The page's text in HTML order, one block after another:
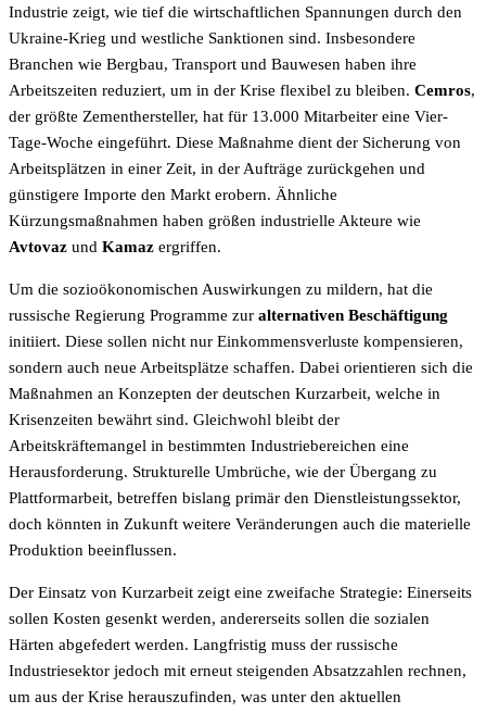
Industrie zeigt, wie tief die wirtschaftlichen Spannungen durch den
Ukraine-Krieg und westliche Sanktionen sind. Insbesondere
Branchen wie Bergbau, Transport und Bauwesen haben ihre
Arbeitszeiten reduziert, um in der Krise flexibel zu bleiben. Cemros,
der größte Zementhersteller, hat für 13.000 Mitarbeiter eine Vier-
Tage-Woche eingeführt. Diese Maßnahme dient der Sicherung von
Arbeitsplätzen in einer Zeit, in der Aufträge zurückgehen und
günstigere Importe den Markt erobern. Ähnliche
Kürzungsmaßnahmen haben größen industrielle Akteure wie
Avtovaz und Kamaz ergriffen.
Um die sozioökonomischen Auswirkungen zu mildern, hat die
russische Regierung Programme zur alternativen Beschäftigung
initiiert. Diese sollen nicht nur Einkommensverluste kompensieren,
sondern auch neue Arbeitsplätze schaffen. Dabei orientieren sich die
Maßnahmen an Konzepten der deutschen Kurzarbeit, welche in
Krisenzeiten bewährt sind. Gleichwohl bleibt der
Arbeitskräftemangel in bestimmten Industriebereichen eine
Herausforderung. Strukturelle Umbrüche, wie der Übergang zu
Plattformarbeit, betreffen bislang primär den Dienstleistungssektor,
doch könnten in Zukunft weitere Veränderungen auch die materielle
Produktion beeinflussen.
Der Einsatz von Kurzarbeit zeigt eine zweifache Strategie: Einerseits
sollen Kosten gesenkt werden, andererseits sollen die sozialen
Härten abgefedert werden. Langfristig muss der russische
Industriesektor jedoch mit erneut steigenden Absatzzahlen rechnen,
um aus der Krise herauszufinden, was unter den aktuellen